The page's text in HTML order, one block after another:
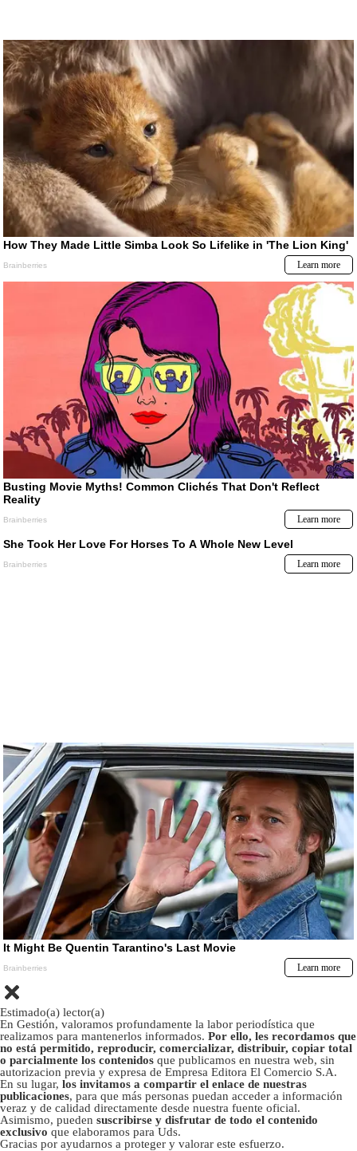
Estimado(a) lector(a)
En Gestión, valoramos profundamente la labor periodística que
realizamos para mantenerlos informados. Por ello, les recordamos que
no está permitido, reproducir, comercializar, distribuir, copiar total
o parcialmente los contenidos que publicamos en nuestra web, sin
autorizacion previa y expresa de Empresa Editora El Comercio S.A.
En su lugar, los invitamos a compartir el enlace de nuestras
publicaciones, para que más personas puedan acceder a información
veraz y de calidad directamente desde nuestra fuente oficial.
Asimismo, pueden suscribirse y disfrutar de todo el contenido
exclusivo que elaboramos para Uds.
Gracias por ayudarnos a proteger y valorar este esfuerzo.